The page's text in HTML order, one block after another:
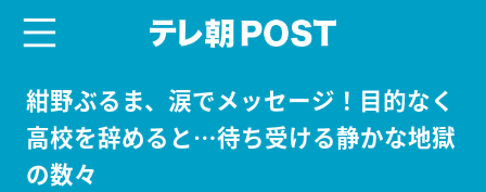
紺野ぶるま、涙でメッセージ！目的なく
高校を辞めると…待ち受ける静かな地獄
の数々